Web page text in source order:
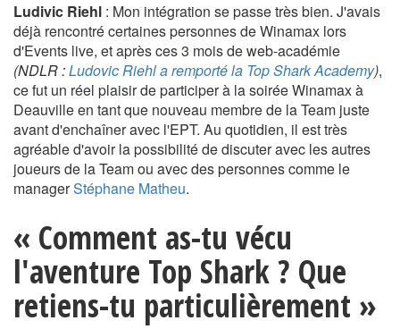
Ludivic Riehl : Mon intégration se passe très bien. J'avais
déjà rencontré certaines personnes de Winamax lors
d'Events live, et après ces 3 mois de web-académie
(NDLR :Ludovic Riehl a remporté la Top Shark Academy),
ce fut un réel plaisir de participer à la soirée Winamax à
Deauville en tant que nouveau membre de la Team juste
avant d'enchaîner avec l'EPT. Au quotidien, il est très
agréable d'avoir la possibilité de discuter avec les autres
joueurs de la Team ou avec des personnes comme le
managerStéphane Matheu.
« Comment as-tu vécu
l'aventure Top Shark ? Que
retiens-tu particulièrement »